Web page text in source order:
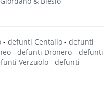
- defunti Centallo - defunti
- defunti Dronero - defunti
Verzuolo - defunti